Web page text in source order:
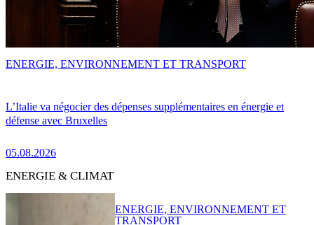
L’Italie va négocier des dépenses supplémentaires en énergie et
défense avec Bruxelles
05.08.2026
ENERGIE, ENVIRONNEMENT ET TRANSPORT
ENERGIE & CLIMAT
ENERGIE, ENVIRONNEMENT ET
TRANSPORT